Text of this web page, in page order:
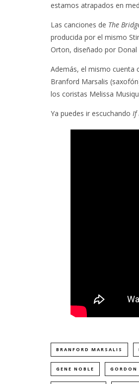
estamos atrapados en
Las canciones de The
producida por el mismo
Orton, diseñado por
Además, el mismo cuenta
Branford Marsalis
los coristas Melissa
Ya puedes ir escuchando If
BRANFORD MARSALIS
GENE NOBLE